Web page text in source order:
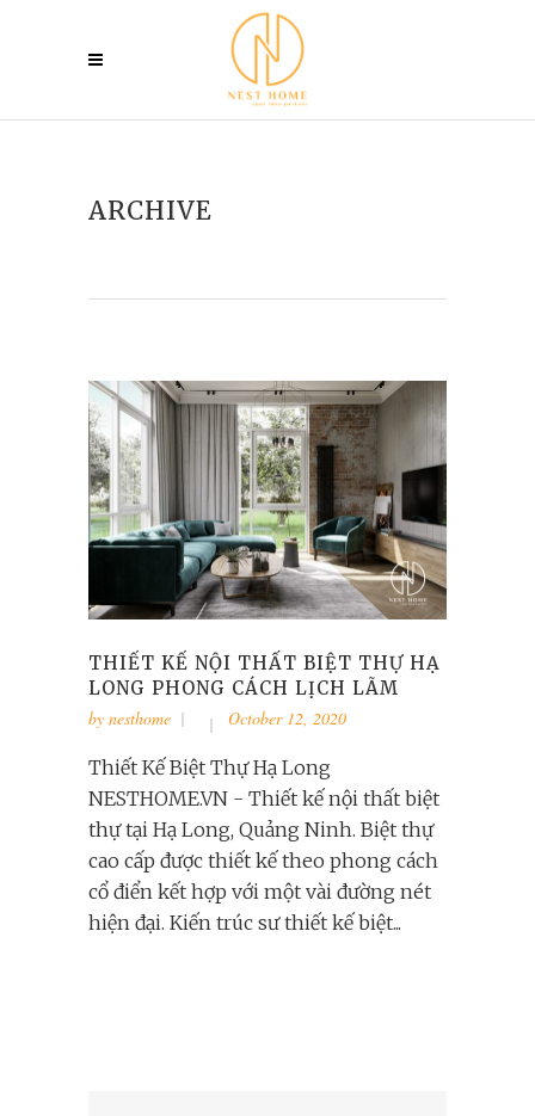
ARCHIVE
THIẾT KẾ NỘI THẤT BIỆT THỰ HẠ
LONG PHONG CÁCH LỊCH LÃM
by nesthome October 12, 2020
Thiết Kế Biệt Thự Hạ Long
NESTHOME.VN - Thiết kế nội thất biệt
thự tại Hạ Long, Quảng Ninh. Biệt thự
cao cấp được thiết kế theo phong cách
cổ điển kết hợp với một vài đường nét
hiện đại. Kiến trúc sư thiết kế biệt...